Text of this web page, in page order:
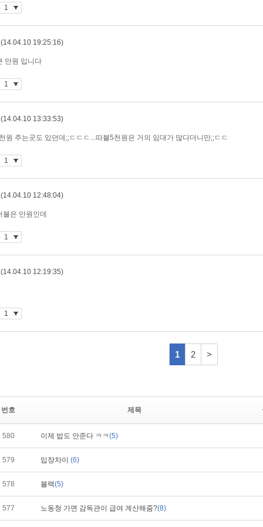
번호 제목
580 이제 밥도 안준다 ㅋㅋ(5)
579 입장차이 (6)
578 블랙(5)
577 노동청 가면 감독관이 급여 계산해줌?(8)